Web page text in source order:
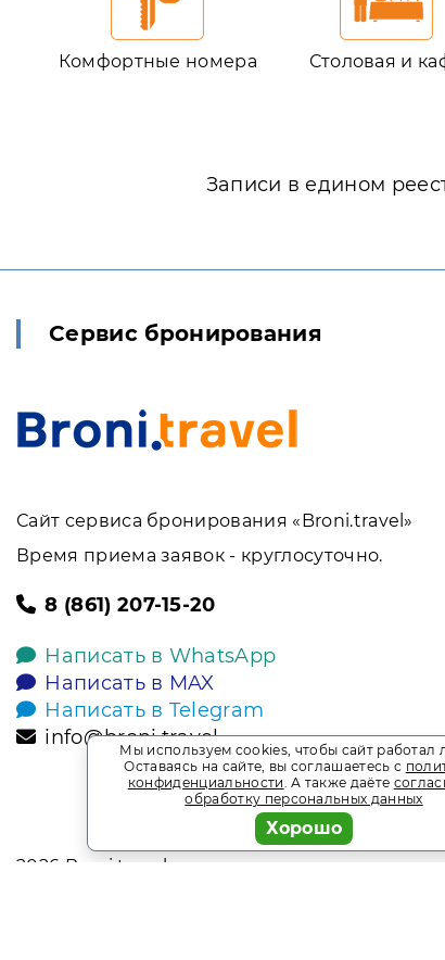
Комфортные номера Столовая и
Записи в едином
Сервис бронирования
Сайт сервиса бронирования «Broni.travel»
Время приема заявок - круглосуточно.
8 (861) 207-15-20
Написать в WhatsApp
Написать в MAX
Написать в Telegram
info@broni.travel
2026 Broni.travel
Мы используем cookies, чтобы сайт работал
Оставаясь на сайте, вы соглашаетесь с
конфиденциальности. А также даёте
обработку персональных данных
Хорошо